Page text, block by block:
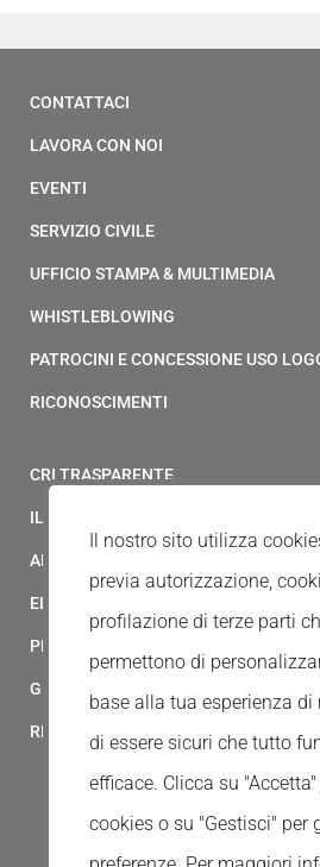
CONTATTACI
LAVORA CON NOI
EVENTI
SERVIZIO CIVILE
UFFICIO STAMPA & MULTIMEDIA
WHISTLEBLOWING
PATROCINI E CONCESSIONE USO
RICONOSCIMENTI
CRI TRASPARENTE
IL MODELLO 231 DELLA CROCE
ALBO FORNITORI
ELENCO AVVOCATI
PRIVACY
GESTIONALE GAIA
RED CLOUD
Il nostro sito utilizza
previa autorizzazione,
profilazione di terze parti
permettono di
base alla tua esperienza di
di essere sicuri che tutto
efficace. Clicca su
cookies o su "Gestisci" per